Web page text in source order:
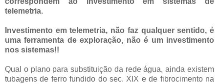
telemetria.
Investimento em telemetria, não faz qualquer sentido, é
uma ferramenta de exploração, não é um investimento
nos sistemas!!
Qual o plano para substituição da rede água, ainda existem
tubagens de ferro fundido do sec. XIX e de fibrocimento na